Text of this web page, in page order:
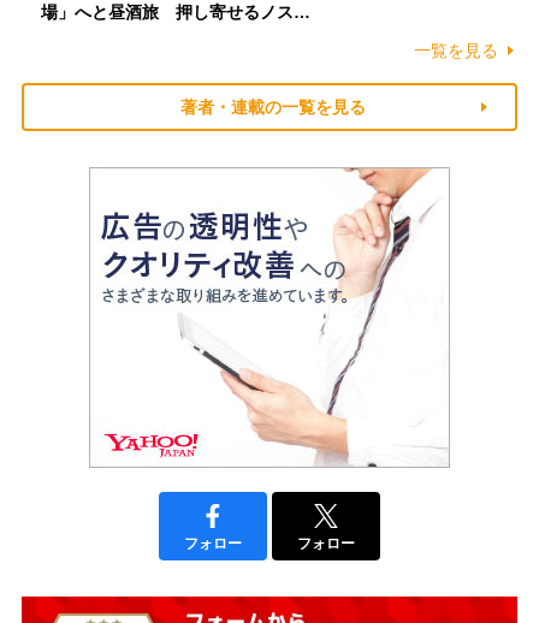
場」へと昼酒旅 押し寄せるノス…
一覧を見る
著者・連載の一覧を見る
フォロー フォロー